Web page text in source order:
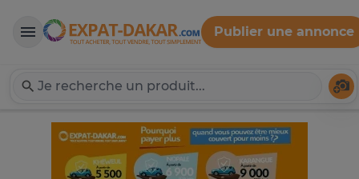
Expat-Dakar
Publier une annonce